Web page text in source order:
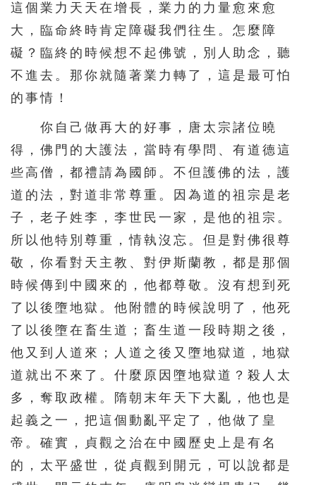
這個業力天天在增長，業力的力量愈來愈
大，臨命終時肯定障礙我們往生。怎麼障
礙？臨終的時候想不起佛號，別人助念，聽
不進去。那你就隨著業力轉了，這是最可怕
的事情！
你自己做再大的好事，唐太宗諸位曉
得，佛門的大護法，當時有學問、有道德這
些高僧，都禮請為國師。不但護佛的法，護
道的法，對道非常尊重。因為道的祖宗是老
子，老子姓李，李世民一家，是他的祖宗。
所以他特別尊重，情執沒忘。但是對佛很尊
敬，你看對天主教、對伊斯蘭教，都是那個
時候傳到中國來的，他都尊敬。沒有想到死
了以後墮地獄。他附體的時候說明了，他死
了以後墮在畜生道；畜生道一段時期之後，
他又到人道來；人道之後又墮地獄道，地獄
道就出不來了。什麼原因墮地獄道？殺人太
多，奪取政權。隋朝末年天下大亂，他也是
起義之一，把這個動亂平定了，他做了皇
帝。確實，貞觀之治在中國歷史上是有名
的，太平盛世，從貞觀到開元，可以說都是